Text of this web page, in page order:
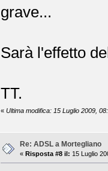
grave...
Sarà l'effetto
TT.
« Ultima modifica: 15 Luglio 2009,
Re: ADSL a Mortegliano
« Risposta #8 il: 15 Luglio